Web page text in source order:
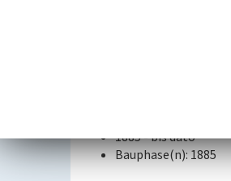
Grabmal Kühn; 1885;
Kopfrelief des Julius
rechts bildet ein Feld
umlaufendes
1885 - bis dato
Bauphase(n): 1885